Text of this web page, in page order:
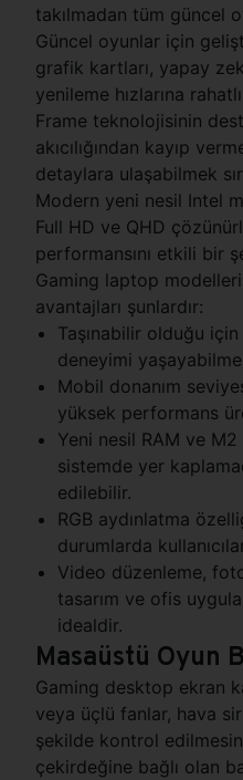
takılmadan tüm güncel
Güncel oyunlar için
grafik kartları, yapay
yenileme hızlarına
Frame teknolojisinin
akıcılığından kayıp
detaylara ulaşabilmek
Modern yeni nesil Intel
Full HD ve QHD
performansını etkili bir
Gaming laptop
avantajları şunlardır:
Taşınabilir olduğu
deneyimi
Mobil donanım
yüksek performans
Yeni nesil RAM ve M2
sistemde yer
edilebilir.
RGB aydınlatma
durumlarda
Video düzenleme,
tasarım ve ofis
idealdir.
Masaüstü Oyun
Gaming desktop ekran
veya üçlü fanlar, hava
şekilde kontrol
çekirdeğine bağlı olan